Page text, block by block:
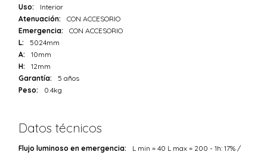
Uso:
Interior
Atenuación:
CON ACCESORIO
Emergencia:
CON ACCESORIO
L:
5024mm
A:
10mm
H:
12mm
Garantía:
5 años
Peso:
0.4kg
Datos técnicos
Flujo luminoso en emergencia:
L min = 40 L max = 200 - 1h: 17% /